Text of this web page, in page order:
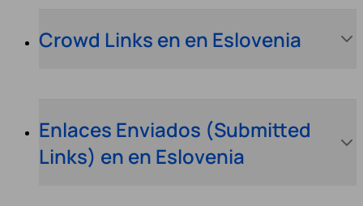
Crowd Links en en Eslovenia
Enlaces Enviados (Submitted
Links) en en Eslovenia